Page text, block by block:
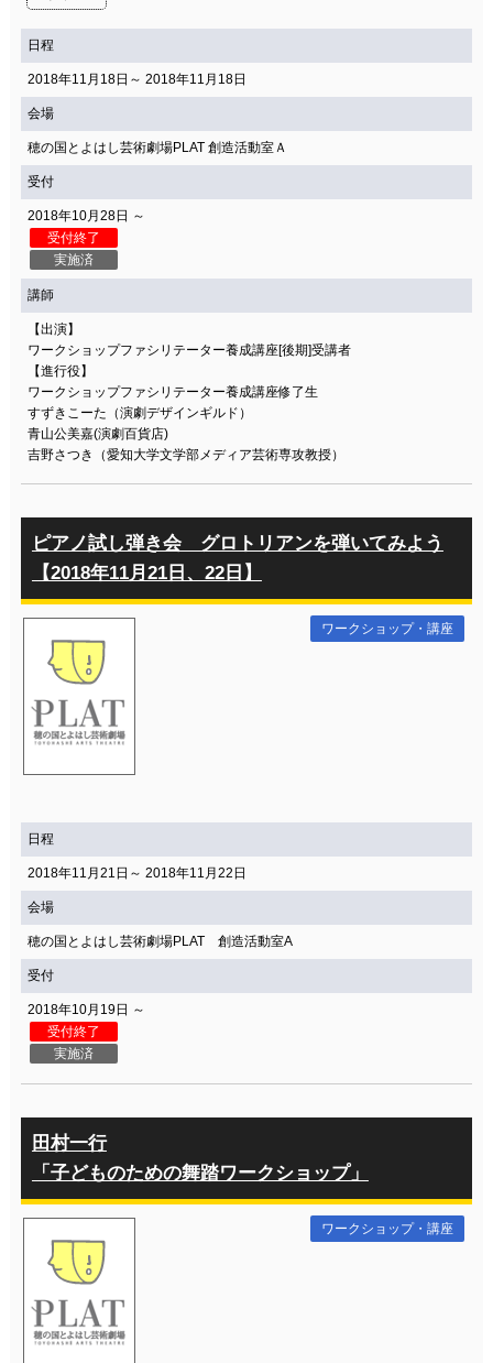
日程
2018年11月18日～ 2018年11月18日
会場
穂の国とよはし芸術劇場PLAT 創造活動室Ａ
受付
2018年10月28日 ～
受付終了
実施済
講師
【出演】
ワークショップファシリテーター養成講座[後期]受講者
【進行役】
ワークショップファシリテーター養成講座修了生
すずきこーた（演劇デザインギルド）
青山公美嘉(演劇百貨店)
吉野さつき（愛知大学文学部メディア芸術専攻教授）
ピアノ試し弾き会 グロトリアンを弾いてみよう
【2018年11月21日、22日】
ワークショップ・講座
日程
2018年11月21日～ 2018年11月22日
会場
穂の国とよはし芸術劇場PLAT 創造活動室A
受付
2018年10月19日 ～
受付終了
実施済
田村一行
「子どものための舞踏ワークショップ」
ワークショップ・講座